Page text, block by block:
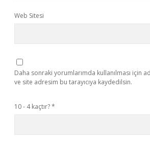
Web Sitesi
Daha sonraki yorumlarımda kullanılması için
ve site adresim bu tarayıcıya kaydedilsin.
10 - 4 kaçtır?*